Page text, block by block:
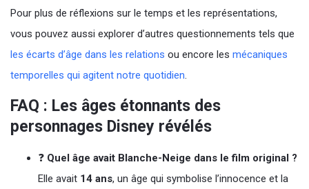
Pour plus de réflexions sur le temps et les représentations,
vous pouvez aussi explorer d’autres questionnements tels que
les écarts d’âge dans les relations ou encore les mécaniques
temporelles qui agitent notre quotidien.
FAQ : Les âges étonnants des
personnages Disney révélés
❓ Quel âge avait Blanche-Neige dans le film original ?
Elle avait 14 ans, un âge qui symbolise l’innocence et la